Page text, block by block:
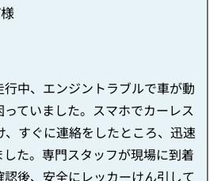
中、エンジントラブルで車が動
ていました。スマホでカーレス
、すぐに連絡をしたところ、迅速
た。専門スタッフが現場に到着
後、安全にレッカーけん引して